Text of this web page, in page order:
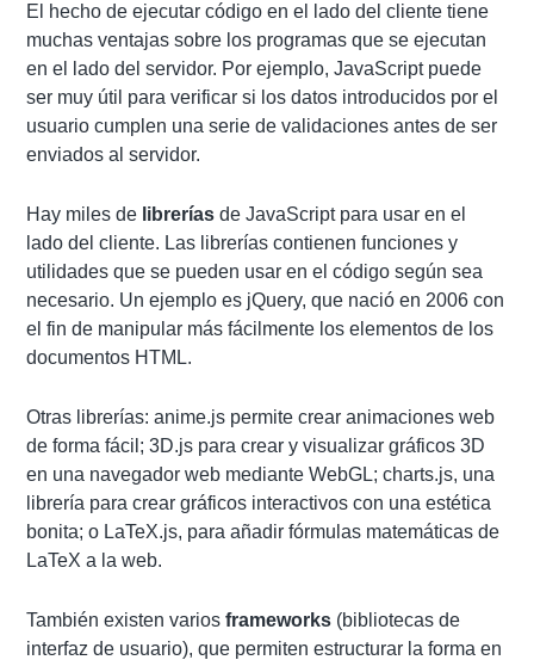
El hecho de ejecutar código en el lado del cliente tiene
muchas ventajas sobre los programas que se ejecutan
en el lado del servidor. Por ejemplo, JavaScript puede
ser muy útil para verificar si los datos introducidos por el
usuario cumplen una serie de validaciones antes de ser
enviados al servidor.
Hay miles de librerías de JavaScript para usar en el
lado del cliente. Las librerías contienen funciones y
utilidades que se pueden usar en el código según sea
necesario. Un ejemplo es jQuery, que nació en 2006 con
el fin de manipular más fácilmente los elementos de los
documentos HTML.
Otras librerías: anime.js permite crear animaciones web
de forma fácil; 3D.js para crear y visualizar gráficos 3D
en una navegador web mediante WebGL; charts.js, una
librería para crear gráficos interactivos con una estética
bonita; o LaTeX.js, para añadir fórmulas matemáticas de
LaTeX a la web.
También existen variosframeworks (bibliotecas de
interfaz de usuario), que permiten estructurar la forma en